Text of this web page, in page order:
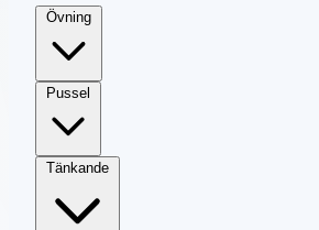
Övning
Pussel
Tänkande